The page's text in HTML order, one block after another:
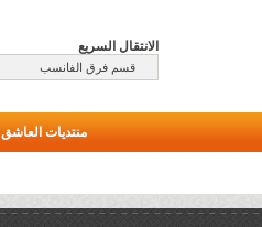
الانتقال السريع
منتديات العاشق